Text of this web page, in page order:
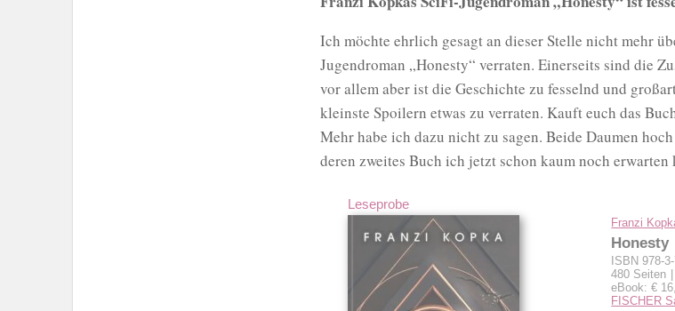
Ich möchte ehrlich gesagt an dieser Stelle nicht mehr
Jugendroman „Honesty“ verraten. Einerseits sind die
vor allem aber ist die Geschichte zu fesselnd und
kleinste Spoilern etwas zu verraten. Kauft euch das
Mehr habe ich dazu nicht zu sagen. Beide Daumen
deren zweites Buch ich jetzt schon kaum noch erwarten
Leseprobe
Franzi
Honesty
ISBN 978-
480 Seiten
eBook: €
FISCHER